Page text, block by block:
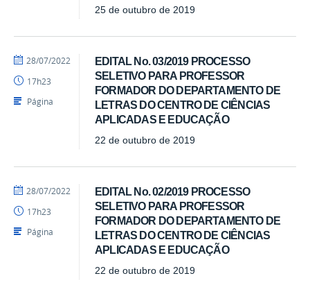
25 de outubro de 2019
EDITAL No. 03/2019 PROCESSO
SELETIVO PARA PROFESSOR
FORMADOR DO DEPARTAMENTO DE
LETRAS DO CENTRO DE CIÊNCIAS
APLICADAS E EDUCAÇÃO
22 de outubro de 2019
por
-
SEAD
publicado
28/07/2022
17h23
Página
EDITAL No. 02/2019 PROCESSO
SELETIVO PARA PROFESSOR
FORMADOR DO DEPARTAMENTO DE
LETRAS DO CENTRO DE CIÊNCIAS
APLICADAS E EDUCAÇÃO
22 de outubro de 2019
por
-
SEAD
publicado
28/07/2022
17h23
Página